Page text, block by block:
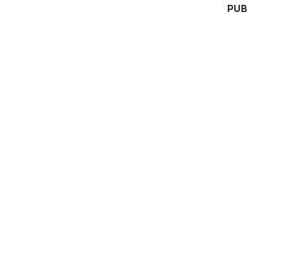
PUB